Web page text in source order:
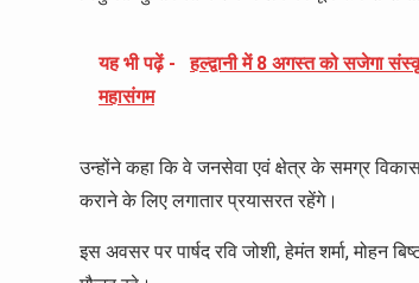
यह भी पढ़ें -
हल्द्वानी में 8 अगस्त को सजेगा
महासंगम
उन्होंने कहा कि वे जनसेवा एवं क्षेत्र के समग्र
कराने के लिए लगातार प्रयासरत रहेंगे।
इस अवसर पर पार्षद रवि जोशी, हेमंत शर्मा, मोहन